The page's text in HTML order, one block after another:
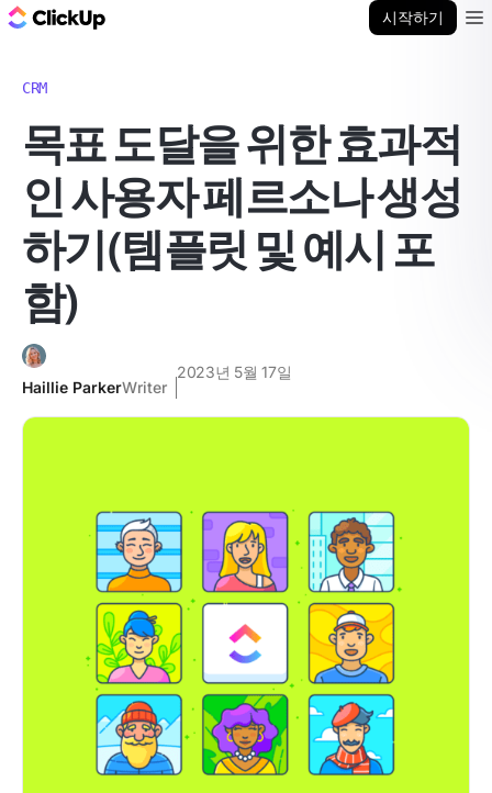
시작하기
CRM
목표 도달을 위한 효과적
인 사용자 페르소나 생성
하기(템플릿 및 예시 포
함)
Haillie ParkerWriter
2023년 5월 17일